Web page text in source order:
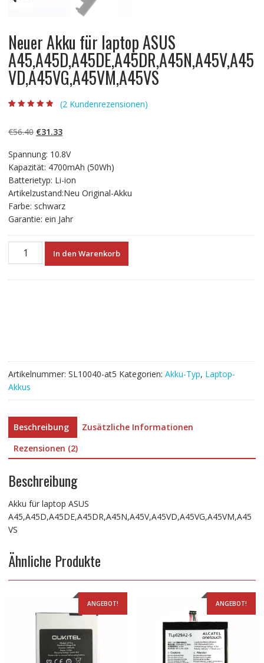
Neuer Akku für laptop ASUS
A45,A45D,A45DE,A45DR,A45N,A45V,A45
VD,A45VG,A45VM,A45VS
basierend auf
Kundenbewert
(2 Kundenrezensionen)
€56.40 Ursprünglicher
war:
€56.40
€31.33Aktueller
ist:
€31.33.
Spannung: 10.8V
Kapazität: 4700mAh (50Wh)
Batterietyp: Li-ion
Artikelzustand:Neu Original-Akku
Farbe: schwarz
Garantie: ein Jahr
Neuer
In den Warenkorb
Artikelnummer: SL10040-at5 Kategorien: Akku-Typ, Laptop-
Akkus
Beschreibung
Zusätzliche Informationen
Rezensionen (2)
Beschreibung
Akku für laptop ASUS
A45,A45D,A45DE,A45DR,A45N,A45V,A45VD,A45VG,A45VM,A45
VS
Ähnliche Produkte
ANGEBOT! ANGEBOT!